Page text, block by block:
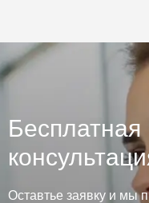
Бесплатная
Оставтье заявку и мы